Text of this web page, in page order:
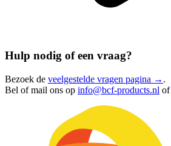
Hulp nodig of een vraag?
Bezoek de veelgestelde vragen pagina → .
Bel of mail ons op info@bcf-products.nl of